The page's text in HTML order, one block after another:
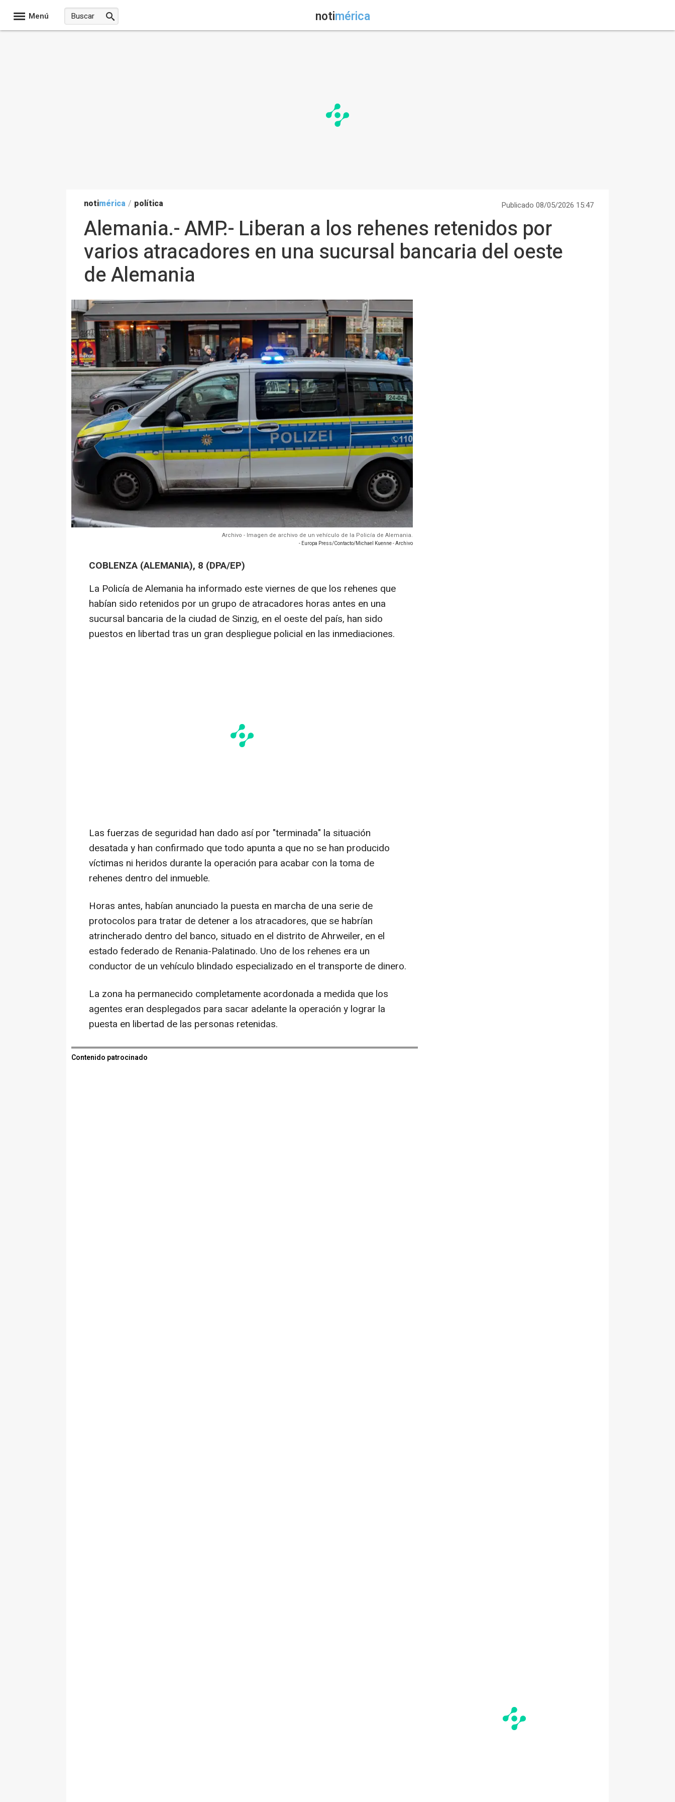
Menú notimérica
notimérica / política Publicado 08/05/2026 15:47
Alemania.- AMP.- Liberan a los rehenes retenidos por
varios atracadores en una sucursal bancaria del oeste
de Alemania
Archivo - Imagen de archivo de un vehículo de la Policía de Alemania.
- Europa Press/Contacto/Michael Kuenne - Archivo
COBLENZA (ALEMANIA), 8 (DPA/EP)
La Policía de Alemania ha informado este viernes de que los rehenes que
habían sido retenidos por un grupo de atracadores horas antes en una
sucursal bancaria de la ciudad de Sinzig, en el oeste del país, han sido
puestos en libertad tras un gran despliegue policial en las inmediaciones.
Las fuerzas de seguridad han dado así por "terminada" la situación
desatada y han confirmado que todo apunta a que no se han producido
víctimas ni heridos durante la operación para acabar con la toma de
rehenes dentro del inmueble.
Horas antes, habían anunciado la puesta en marcha de una serie de
protocolos para tratar de detener a los atracadores, que se habrían
atrincherado dentro del banco, situado en el distrito de Ahrweiler, en el
estado federado de Renania-Palatinado. Uno de los rehenes era un
conductor de un vehículo blindado especializado en el transporte de dinero.
La zona ha permanecido completamente acordonada a medida que los
agentes eran desplegados para sacar adelante la operación y lograr la
puesta en libertad de las personas retenidas.
Contenido patrocinado